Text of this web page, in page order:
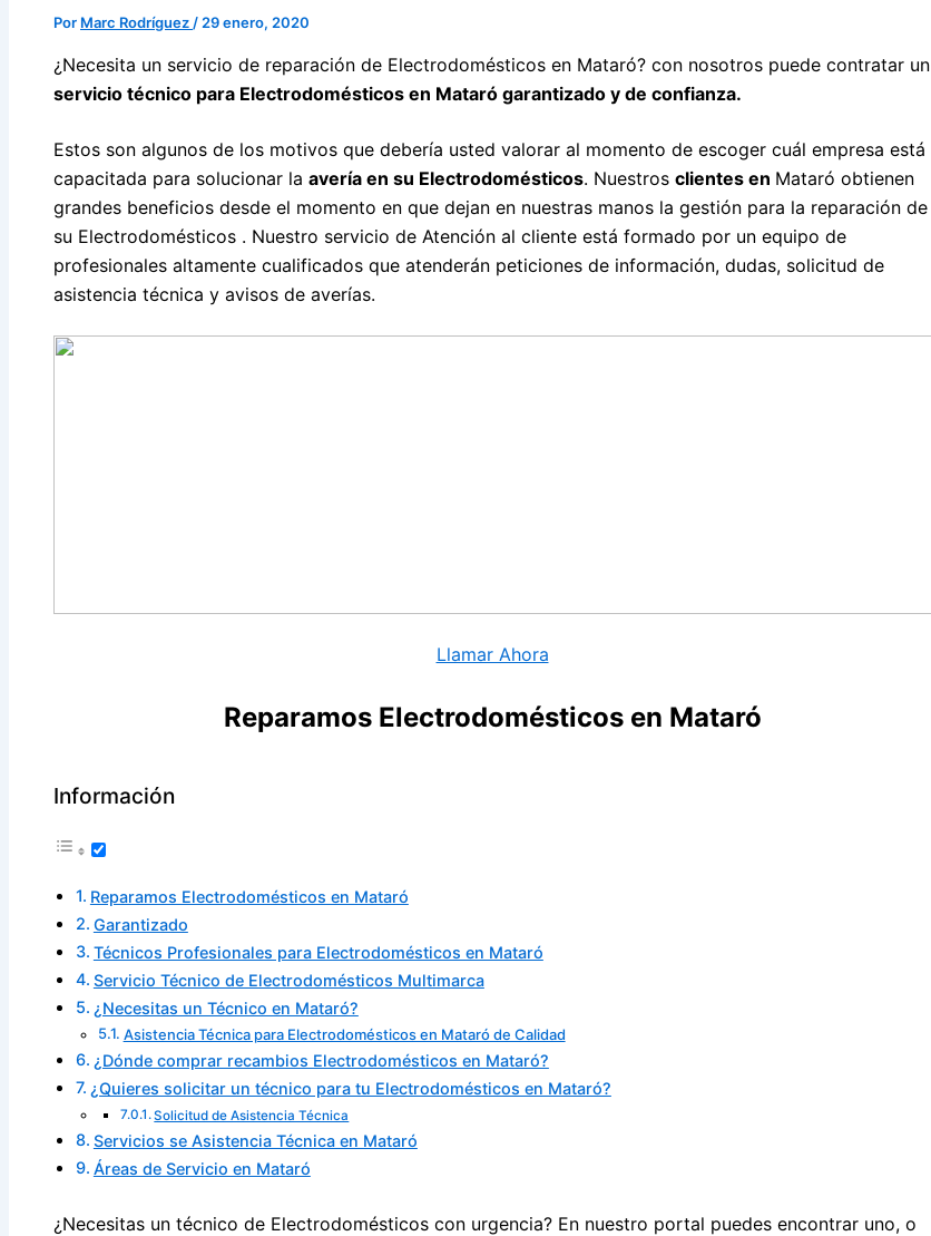
Por Marc Rodríguez / 29 enero, 2020
¿Necesita un servicio de reparación de Electrodomésticos en Mataró? con nosotros puede contratar un
servicio técnico para Electrodomésticos en Mataró garantizado y de confianza.
Estos son algunos de los motivos que debería usted valorar al momento de escoger cuál empresa está
capacitada para solucionar la avería en su Electrodomésticos. Nuestros clientes en Mataró obtienen
grandes beneficios desde el momento en que dejan en nuestras manos la gestión para la reparación de
su Electrodomésticos . Nuestro servicio de Atención al cliente está formado por un equipo de
profesionales altamente cualificados que atenderán peticiones de información, dudas, solicitud de
asistencia técnica y avisos de averías.
Llamar Ahora
Reparamos Electrodomésticos en Mataró
Información
Reparamos Electrodomésticos en Mataró
Garantizado
Técnicos Profesionales para Electrodomésticos en Mataró
Servicio Técnico de Electrodomésticos Multimarca
¿Necesitas un Técnico en Mataró?
Asistencia Técnica para Electrodomésticos en Mataró de Calidad
¿Dónde comprar recambios Electrodomésticos en Mataró?
¿Quieres solicitar un técnico para tu Electrodomésticos en Mataró?
Solicitud de Asistencia Técnica
Servicios se Asistencia Técnica en Mataró
Áreas de Servicio en Mataró
¿Necesitas un técnico de Electrodomésticos con urgencia? En nuestro portal puedes encontrar uno, o